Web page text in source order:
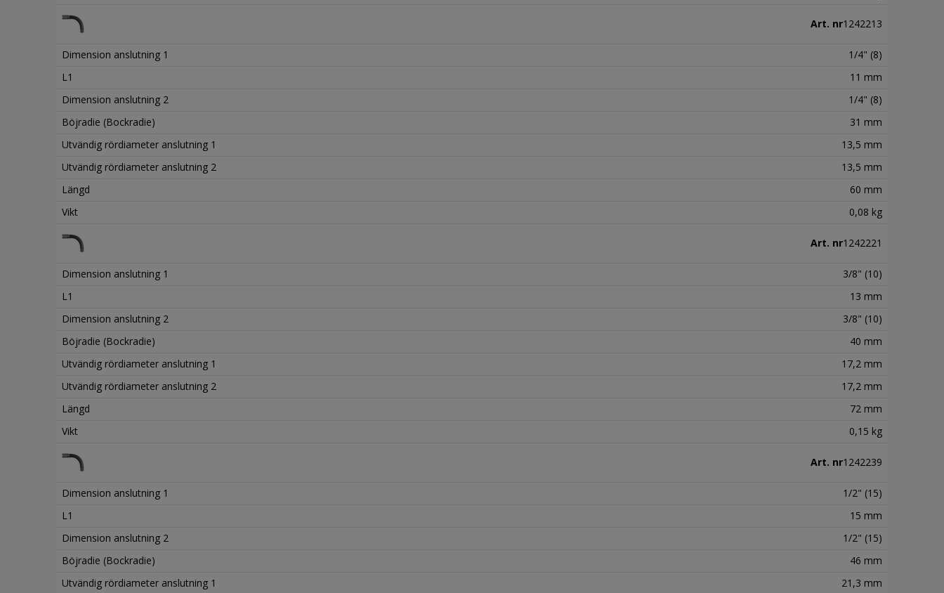
Art. nr1242213
Dimension anslutning 1
1/4" (8)
L1
11 mm
Dimension anslutning 2
1/4" (8)
Böjradie (Bockradie)
31 mm
Utvändig rördiameter anslutning 1
13,5 mm
Utvändig rördiameter anslutning 2
13,5 mm
Längd
60 mm
Vikt
0,08 kg
Art. nr1242221
Dimension anslutning 1
3/8" (10)
L1
13 mm
Dimension anslutning 2
3/8" (10)
Böjradie (Bockradie)
40 mm
Utvändig rördiameter anslutning 1
17,2 mm
Utvändig rördiameter anslutning 2
17,2 mm
Längd
72 mm
Vikt
0,15 kg
Art. nr1242239
Dimension anslutning 1
1/2" (15)
L1
15 mm
Dimension anslutning 2
1/2" (15)
Böjradie (Bockradie)
46 mm
Utvändig rördiameter anslutning 1
21,3 mm